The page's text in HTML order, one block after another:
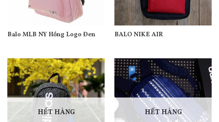
Balo MLB NY Hồng Logo Đen BALO NIKE AIR
HẾT HÀNG HẾT HÀNG